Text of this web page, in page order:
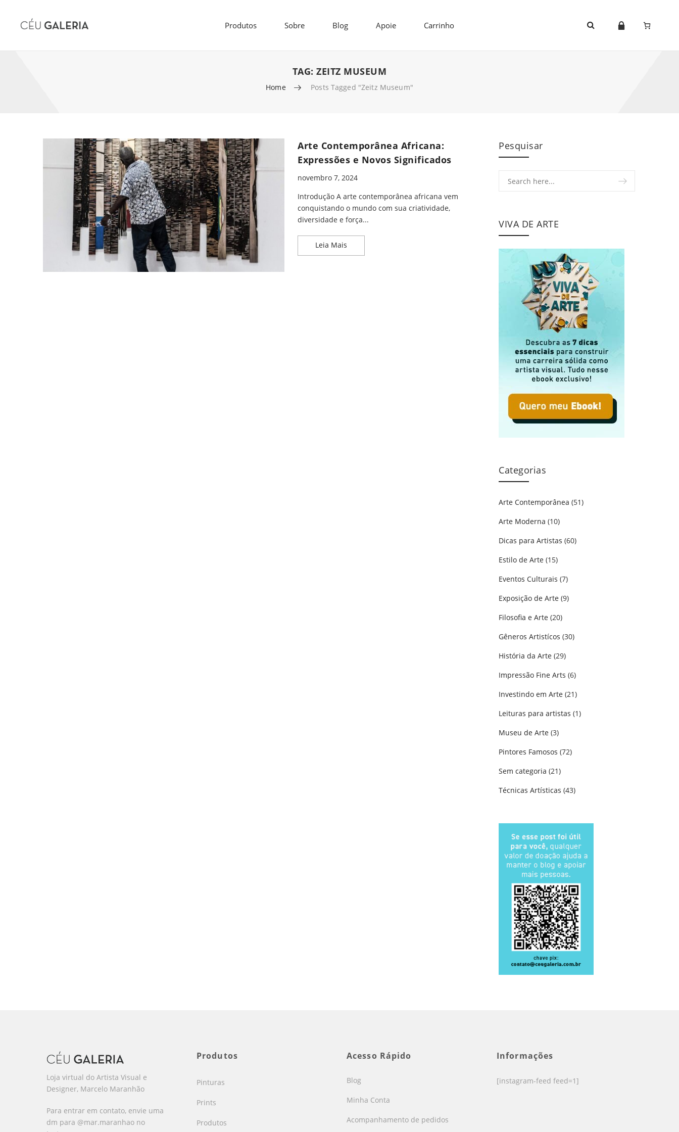
Produtos Sobre Blog Apoie Carrinho
TAG:ZEITZ MUSEUM
Home Posts Tagged "Zeitz Museum"
Skip to content
Arte Contemporânea Africana:
Expressões e Novos Significados
novembro 7, 2024
Introdução A arte contemporânea africana vem
conquistando o mundo com sua criatividade,
diversidade e força...
Leia Mais
Pesquisar
VIVA DE ARTE
Categorias
Arte Contemporânea (51)
Arte Moderna (10)
Dicas para Artistas (60)
Estilo de Arte (15)
Eventos Culturais (7)
Exposição de Arte (9)
Filosofia e Arte (20)
Gêneros Artistícos (30)
História da Arte (29)
Impressão Fine Arts (6)
Investindo em Arte (21)
Leituras para artistas (1)
Museu de Arte (3)
Pintores Famosos (72)
Sem categoria (21)
Técnicas Artísticas (43)
Loja virtual do Artista Visual e
Designer, Marcelo Maranhão
Para entrar em contato, envie uma
dm para @mar.maranhao no
Produtos
Pinturas
Prints
Produtos
Acesso Rápido
Blog
Minha Conta
Acompanhamento de pedidos
Informações
[instagram-feed feed=1]